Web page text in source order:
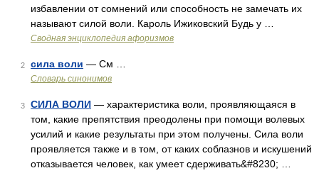
избавлении от сомнений или способность не замечать их
называют силой воли. Кароль Ижиковский Будь у …
Сводная энциклопедия афоризмов
2 сила воли — См …
Словарь синонимов
3 СИЛА ВОЛИ — характеристика воли, проявляющаяся в
том, какие препятствия преодолены при помощи волевых
усилий и какие результаты при этом получены. Сила воли
проявляется также и в том, от каких соблазнов и искушений
отказывается человек, как умеет сдерживать&#8230; …